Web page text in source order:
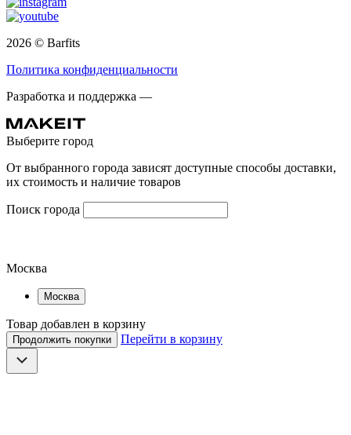
2026 © Barfits
Политика конфиденциальности
Разработка и поддержка —
Выберите город
От выбранного города зависят доступные способы доставки,
их стоимость и наличие товаров
Поиск города
Москва
Москва
Товар добавлен в корзину
Продолжить покупки Перейти в корзину